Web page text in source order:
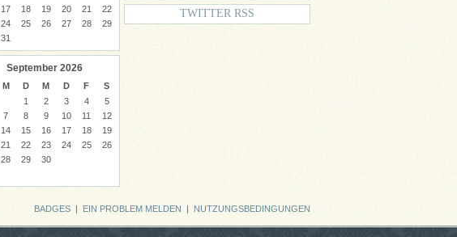
17 18 19 20 21
22
24 25 26 27 28
29
31
September 2026
M D M D F
S
1
2 3 4
5
7 8 9 10 11
12
14 15 16 17 18
19
21 22 23 24 25
26
28 29 30
TWITTER RSS
BADGES EIN PROBLEM MELDEN NUTZUNGSBEDINGUNGEN